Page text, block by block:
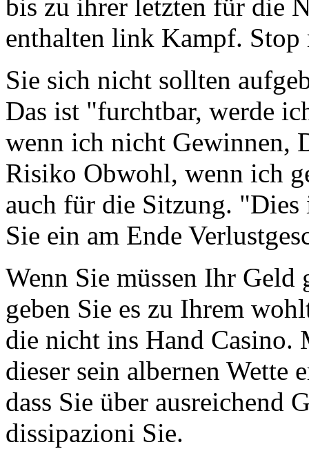
bis zu ihrer letzten für die
enthalten link Kampf.
Sie sich nicht sollten
Das ist "furchtbar, werde
wenn ich nicht Gewinnen,
Risiko Obwohl, wenn ich
auch für die Sitzung.
Sie ein am Ende
Wenn Sie müssen Ihr
geben Sie es zu Ihrem
die nicht ins Hand Casino.
dieser sein albernen Wette
dass Sie über ausreichend
dissipazioni Sie.